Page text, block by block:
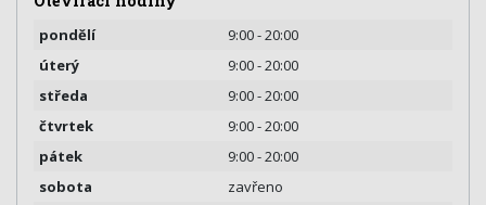
pondělí
9:00 - 20:00
úterý
9:00 - 20:00
středa
9:00 - 20:00
čtvrtek
9:00 - 20:00
pátek
9:00 - 20:00
sobota
zavřeno